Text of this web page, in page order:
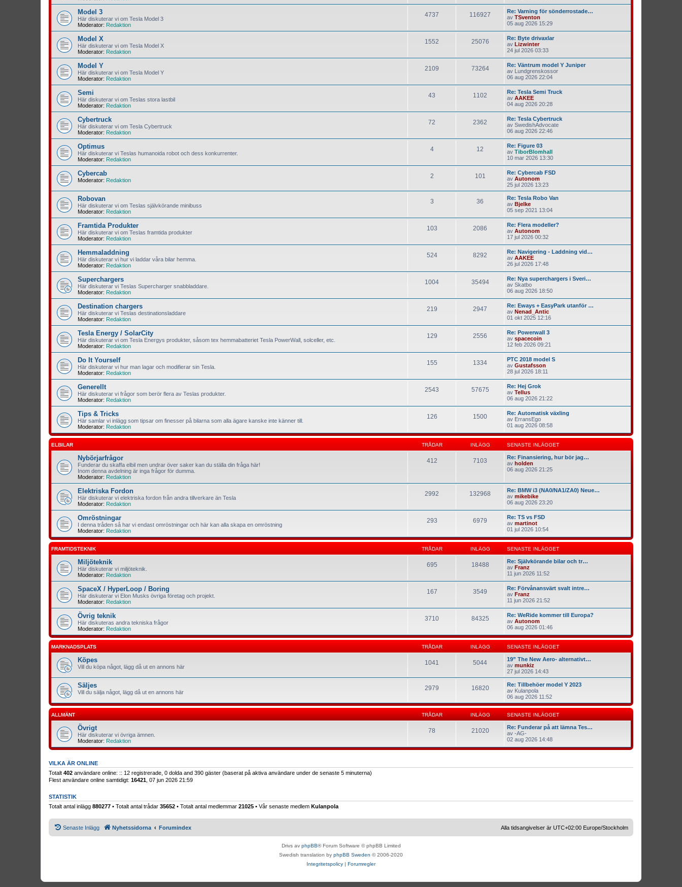
Model 3
Här diskuterar vi om Tesla Model 3
Moderator: Redaktion
4737 116927
Re: Varning för sönderrostade…
av TSventon
05 aug 2026 15:29
Model X
Här diskuterar vi om Tesla Model X
Moderator: Redaktion
1552 25076
Re: Byte drivaxlar
av Lizwinter
24 jul 2026 03:33
Model Y
Här diskuterar vi om Tesla Model Y
Moderator: Redaktion
2109 73264
Re: Väntrum model Y Juniper
av Lundgrenskossor
06 aug 2026 22:04
Semi
Här diskuterar vi om Teslas stora lastbil
Moderator: Redaktion
43 1102
Re: Tesla Semi Truck
av AAKEE
04 aug 2026 20:28
Cybertruck
Här diskuterar vi om Tesla Cybertruck
Moderator: Redaktion
72 2362
Re: Tesla Cybertruck
av SwedishAdvocate
06 aug 2026 22:46
Optimus
Här diskuterar vi Teslas humanoida robot och dess konkurrenter.
Moderator: Redaktion
4 12
Re: Figure 03
av TiborBlomhall
10 mar 2026 13:30
Cybercab
Moderator: Redaktion
2 101
Re: Cybercab FSD
av Autonom
25 jul 2026 13:23
Robovan
Här diskuterar vi om Teslas självkörande minibuss
Moderator: Redaktion
3 36
Re: Tesla Robo Van
av Bjelke
05 sep 2021 13:04
Framtida Produkter
Här diskuterar vi om Teslas framtida produkter
Moderator: Redaktion
103 2086
Re: Flera modeller?
av Autonom
17 jul 2026 00:32
Hemmaladdning
Här diskuterar vi hur vi laddar våra bilar hemma.
Moderator: Redaktion
524 8292
Re: Navigering - Laddning vid…
av AAKEE
26 jul 2026 17:48
Superchargers
Här diskuterar vi Teslas Supercharger snabbladdare.
Moderator: Redaktion
1004 35494
Re: Nya superchargers i Sveri…
av Skatbo
06 aug 2026 18:50
Destination chargers
Här diskuterar vi Teslas destinationsladdare
Moderator: Redaktion
219 2947
Re: Eways + EasyPark utanför …
av Nenad_Antic
01 okt 2025 12:16
Tesla Energy / SolarCity
Här diskuterar vi om Tesla Energys produkter, såsom tex hemmabatteriet Tesla PowerWall, solceller, etc.
Moderator: Redaktion
129 2556
Re: Powerwall 3
av spacecoin
12 feb 2026 09:21
Do It Yourself
Här diskuterar vi hur man lagar och modifierar sin Tesla.
Moderator: Redaktion
155 1334
PTC 2018 model S
av Gustafsson
28 jul 2026 18:11
Generellt
Här diskuterar vi frågor som berör flera av Teslas produkter.
Moderator: Redaktion
2543 57675
Re: Hej Grok
av Tellus
06 aug 2026 21:22
Tips & Tricks
Här samlar vi inlägg som tipsar om finesser på bilarna som alla ägare kanske inte känner till.
Moderator: Redaktion
126 1500
Re: Automatisk växling
av ErransEgo
01 aug 2026 08:58
ELBILAR TRÅDAR INLÄGG SENASTE INLÄGGET
Nybörjarfrågor
Funderar du skaffa elbil men undrar över saker kan du ställa din fråga här!
Inom denna avdelning är inga frågor för dumma.
Moderator: Redaktion
412 7103
Re: Finansiering, hur bör jag…
av holden
06 aug 2026 21:25
Elektriska Fordon
Här diskuterar vi elektriska fordon från andra tillverkare än Tesla
Moderator: Redaktion
2992 132968
Re: BMW i3 (NA0/NA1/ZA0) Neue…
av mikebike
06 aug 2026 23:20
Omröstningar
I denna tråden så har vi endast omröstningar och här kan alla skapa en omröstning
Moderator: Redaktion
293 6979
Re: TS vs FSD
av martinot
01 jul 2026 10:54
FRAMTIDSTEKNIK TRÅDAR INLÄGG SENASTE INLÄGGET
Miljöteknik
Här diskuterar vi miljöteknik.
Moderator: Redaktion
695 18488
Re: Självkörande bilar och tr…
av Franz
11 jun 2026 11:52
SpaceX / HyperLoop / Boring
Här diskuterar vi Elon Musks övriga företag och projekt.
Moderator: Redaktion
167 3549
Re: Förvånansvärt svalt intre…
av Franz
11 jun 2026 21:52
Övrig teknik
Här diskuteras andra tekniska frågor
Moderator: Redaktion
3710 84325
Re: WeRide kommer till Europa?
av Autonom
06 aug 2026 01:46
MARKNADSPLATS TRÅDAR INLÄGG SENASTE INLÄGGET
Köpes
Vill du köpa något, lägg då ut en annons här
1041 5044
19” The New Aero- alternativt…
av munkiz
27 jul 2026 14:43
Säljes
Vill du sälja något, lägg då ut en annons här
2979 16820
Re: Tillbehöer model Y 2023
av Kulanpola
06 aug 2026 11:52
ALLMÄNT TRÅDAR INLÄGG SENASTE INLÄGGET
Övrigt
Här diskuterar vi övriga ämnen.
Moderator: Redaktion
78 21020
Re: Funderar på att lämna Tes…
av -AG-
02 aug 2026 14:48
VILKA ÄR ONLINE
Totalt 402 användare online: :: 12 registrerade, 0 dolda and 390 gäster (baserat på aktiva användare under de senaste 5 minuterna)
Flest användare online samtidigt: 16421 , 07 jun 2026 21:59
STATISTIK
Totalt antal inlägg 880277 • Totalt antal trådar 35652 • Totalt antal medlemmar 21025 • Vår senaste medlem Kulanpola
Senaste Inlägg Nyhetssidorna Forumindex Alla tidsangivelser är UTC+02:00 Europe/Stockholm
Drivs av phpBB® Forum Software © phpBB Limited
Swedish translation by phpBB Sweden © 2006-2020
Integritetspolicy | Forumregler